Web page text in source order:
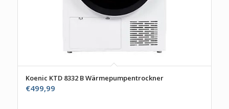
Koenic KTD 8332 B Wärmepumpentrockner
€499,99